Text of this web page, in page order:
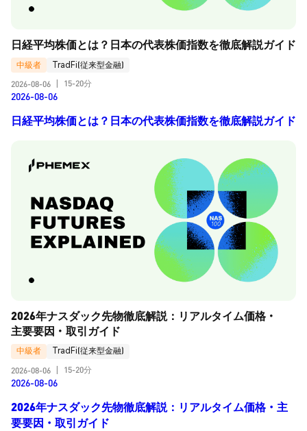
日経平均株価とは？日本の代表株価指数を徹底解説ガイド
中級者
TradFi(従来型金融)
2026-08-06
15-20分
2026-08-06
日経平均株価とは？日本の代表株価指数を徹底解説ガイド
2026年ナスダック先物徹底解説：リアルタイム価格・
主要要因・取引ガイド
中級者
TradFi(従来型金融)
2026-08-06
15-20分
2026-08-06
2026年ナスダック先物徹底解説：リアルタイム価格・主
要要因・取引ガイド